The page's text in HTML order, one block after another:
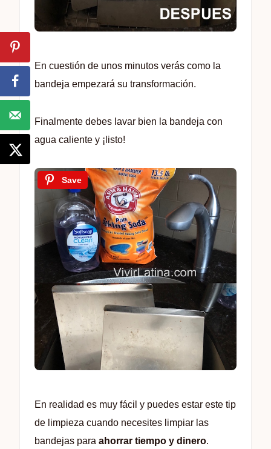
En cuestión de unos minutos verás como la
bandeja empezará su transformación.
Finalmente debes lavar bien la bandeja con
agua caliente y ¡listo!
Save
En realidad es muy fácil y puedes estar este tip
de limpieza cuando necesites limpiar las
bandejas para ahorrar tiempo y dinero.